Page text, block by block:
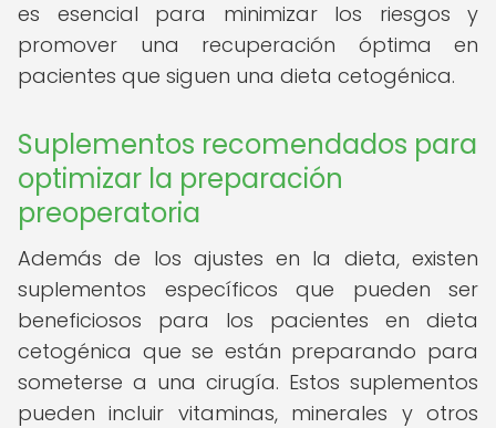
es esencial para minimizar los riesgos y
promover una recuperación óptima en
pacientes que siguen una dieta cetogénica.
Suplementos recomendados para
optimizar la preparación
preoperatoria
Además de los ajustes en la dieta, existen
suplementos específicos que pueden ser
beneficiosos para los pacientes en dieta
cetogénica que se están preparando para
someterse a una cirugía. Estos suplementos
pueden incluir vitaminas, minerales y otros